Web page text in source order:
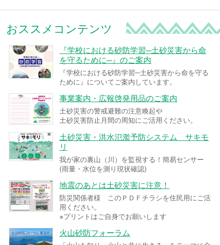
おススメコンテンツ
『学校における砂防学習─土砂災害から命
を守るために─』のご案内
『学校における砂防学習─土砂災害から命を守る
ために』についてご案内しています。
事業案内・広報啓発用品のご案内
土砂災害の警戒避難の注意喚起や
土砂災害防止月間の周知にご活用ください。
土砂災害・洪水氾濫予防システム サキモ
リ
我が家の裏山（川）を監視する！簡易センサー
(雨量・水位を測り現状確認)
地震のあとは土砂災害に注意！
防災関係者様 このＰＤＦチラシを住民用にご活
用ください。
※プリントはご自身でお願いします
火山砂防フォーラム